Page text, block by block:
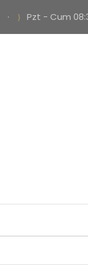
· Pzt - Cum